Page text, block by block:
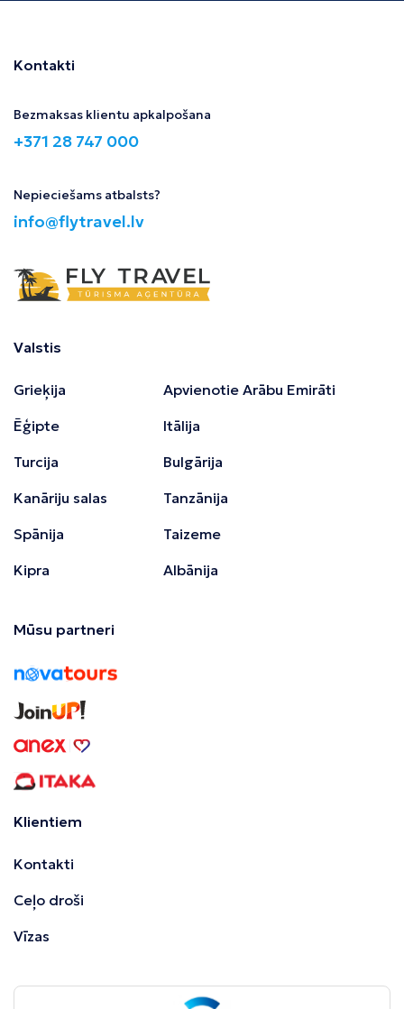
Kontakti
Bezmaksas klientu apkalpošana
+371 28 747 000
Nepieciešams atbalsts?
info@flytravel.lv
Valstis
Grieķija
Ēģipte
Turcija
Kanāriju salas
Spānija
Kipra
Apvienotie Arābu Emirāti
Itālija
Bulgārija
Tanzānija
Taizeme
Albānija
Mūsu partneri
Klientiem
Kontakti
Ceļo droši
Vīzas